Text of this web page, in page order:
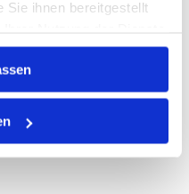
Sie ihnen bereitgestellt